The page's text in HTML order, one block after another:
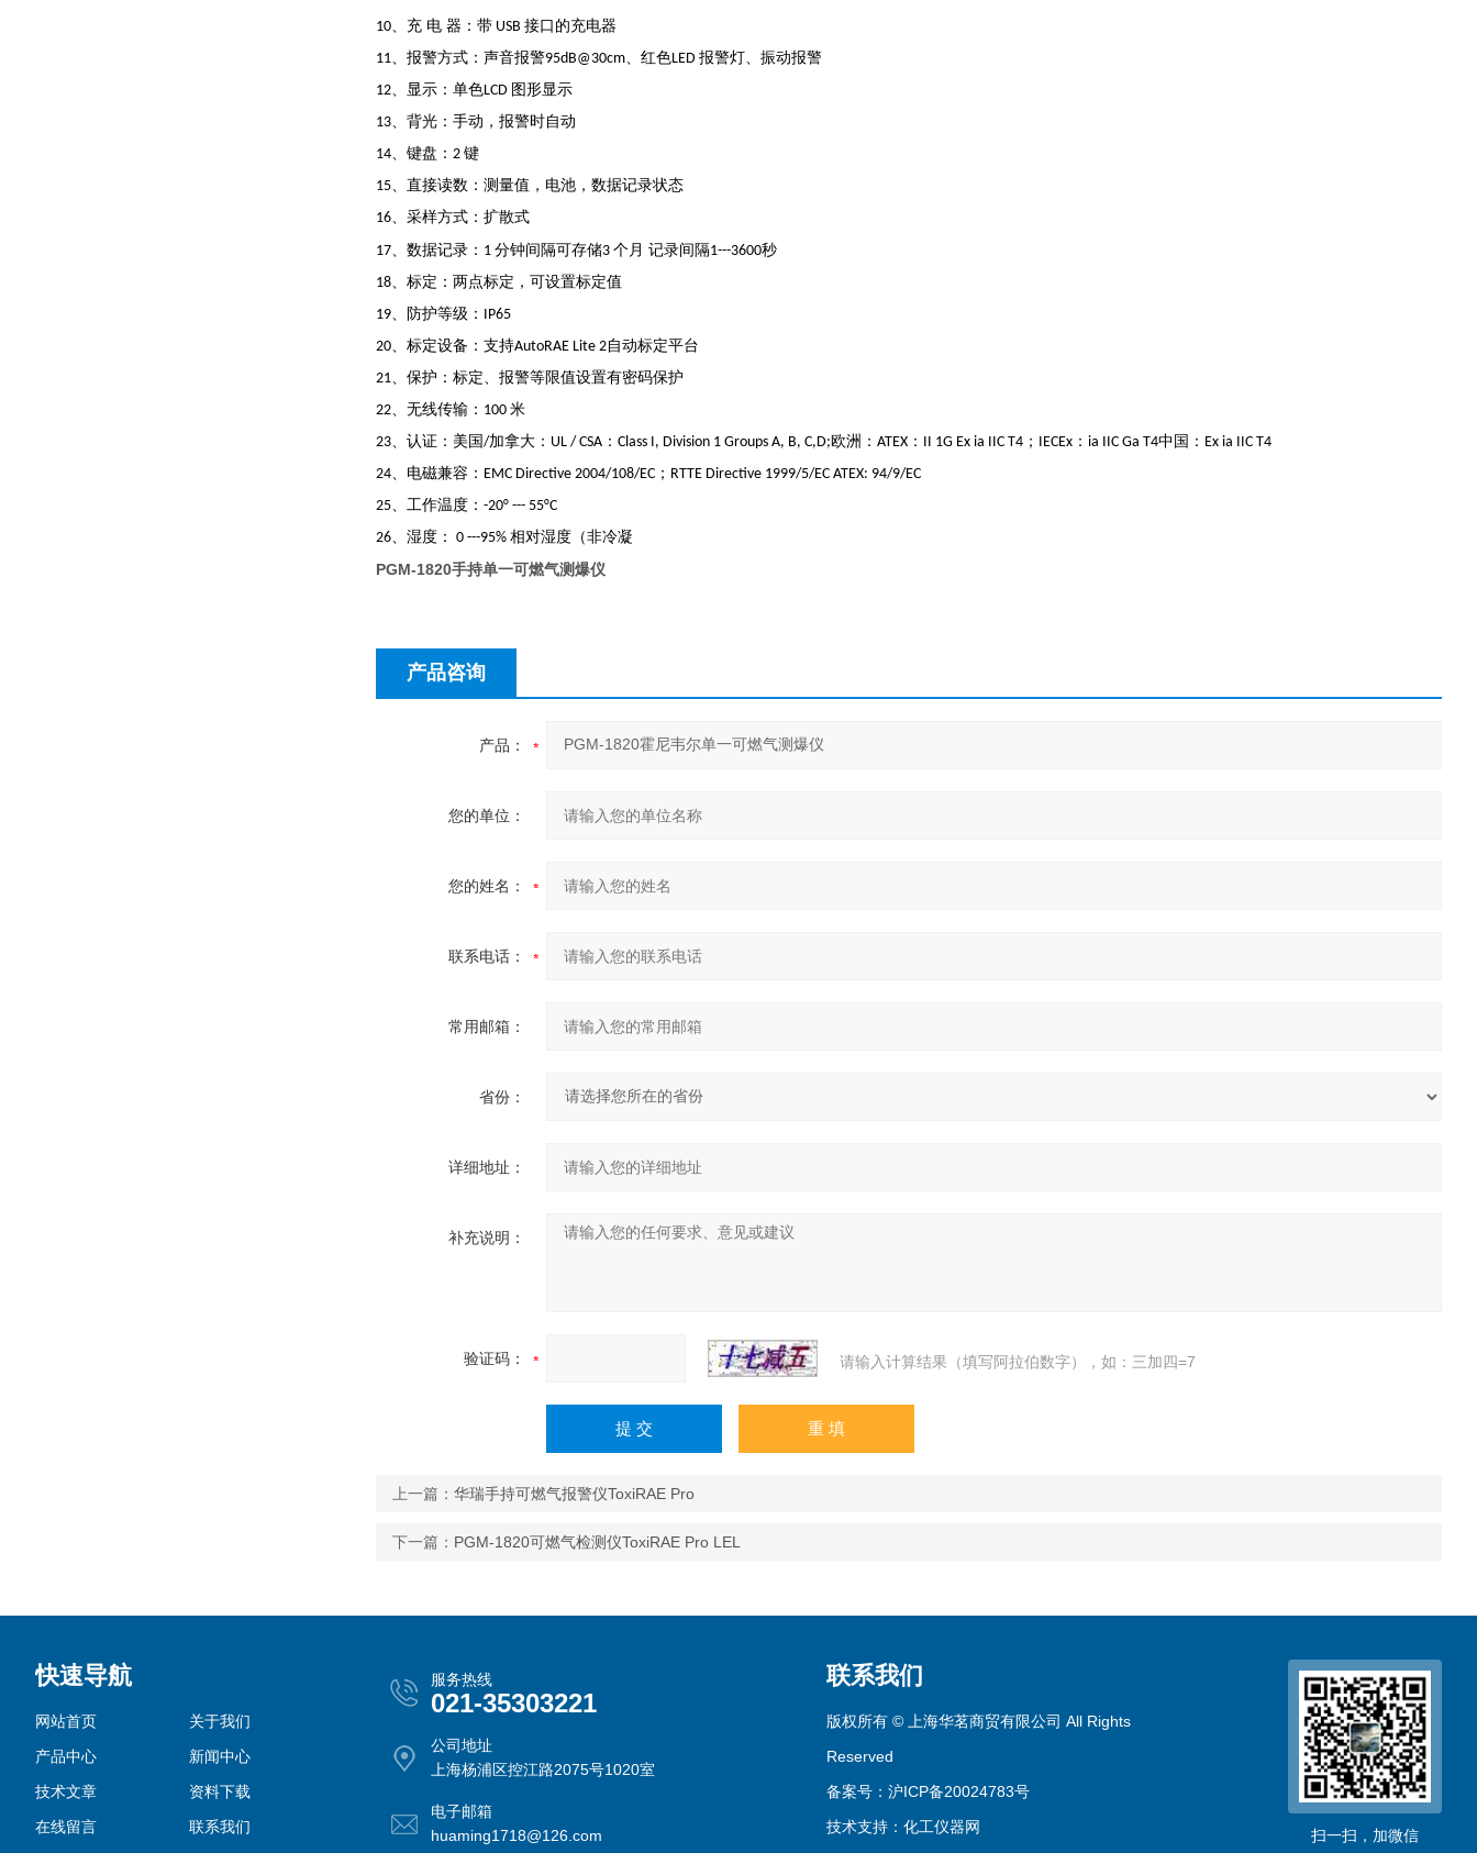
10、充 电 器：带 USB 接口的充电器
11、报警方式：声音报警95dB@30cm、红色LED 报警灯、振动报警
12、显示：单色LCD 图形显示
13、背光：手动，报警时自动
14、键盘： 2 键
15、直接读数：测量值，电池，数据记录状态
16、采样方式：扩散式
17、数据记录： 1 分钟间隔可存储3 个月 记录间隔1---3600秒
18、标定：两点标定，可设置标定值
19、防护等级： IP65
20、标定设备：支持AutoRAE Lite 2自动标定平台
21、保护：标定、报警等限值设置有密码保护
22、无线传输： 100 米
23、认证：美国 /加拿大： UL / CSA ： Class I, Division 1 Groups A, B, C,D;欧洲： ATEX ： II 1G Ex ia IIC T4 ； IECEx ： ia IIC Ga T4中国： Ex ia IIC T4
24、电磁兼容： EMC Directive 2004/108/EC ； RTTE Directive 1999/5/EC ATEX: 94/9/EC
25、工作温度： -20° --- 55°C
26、湿度： 0 ---95% 相对湿度（非冷凝
PGM-1820手持单一可燃气测爆仪
产品咨询
产品：
您的单位：
您的姓名：
联系电话：
常用邮箱：
省份：
详细地址：
补充说明：
验证码： 请输入计算结果（填写阿拉伯数字），如：三加四=7
上一篇： 华瑞手持可燃气报警仪ToxiRAE Pro
下一篇： PGM-1820可燃气检测仪ToxiRAE Pro LEL
快速导航
网站首页
关于我们
产品中心
新闻中心
技术文章
资料下载
在线留言
联系我们
服务热线
021-35303221
公司地址
上海杨浦区控江路2075号1020室
电子邮箱
huaming1718@126.com
联系我们
版权所有 © 上海华茗商贸有限公司 All Rights
Reserved
备案号：沪ICP备20024783号
技术支持： 化工仪器网 扫一扫，加微信